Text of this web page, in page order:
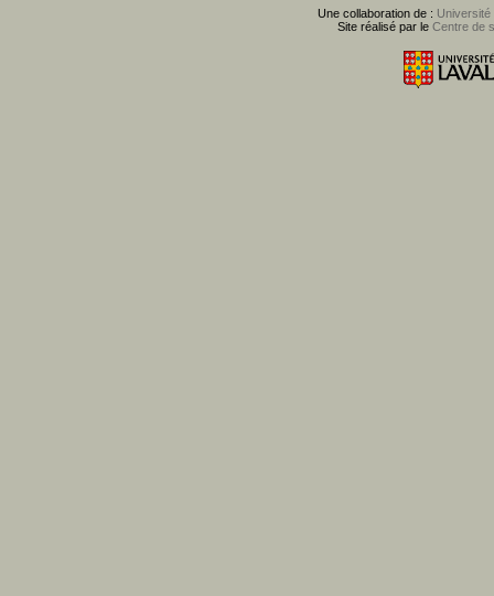
Une collaboration de : Université
Site réalisé par le Centre de